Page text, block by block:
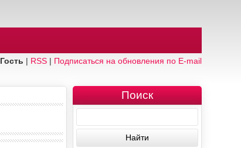
Гость | RSS| Подписаться на обновления по E-mail
Поиск